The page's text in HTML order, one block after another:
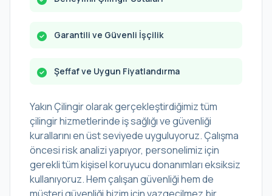
Garantili ve Güvenli İşçilik
Şeffaf ve Uygun Fiyatlandırma
Yakın Çilingir olarak gerçekleştirdiğimiz tüm
çilingir hizmetlerinde iş sağlığı ve güvenliği
kurallarını en üst seviyede uyguluyoruz. Çalışma
öncesi risk analizi yapıyor, personelimiz için
gerekli tüm kişisel koruyucu donanımları eksiksiz
kullanıyoruz. Hem çalışan güvenliği hem de